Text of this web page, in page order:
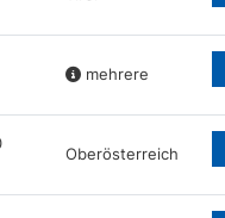
mehrere
Oberösterreich